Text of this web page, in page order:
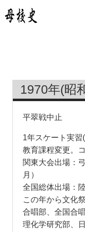
1970年(昭
平翠戦中止
1年スケート実
教育課程変更。
関東大会出場：
月）
全国総体出場：
この年から文化
合唱部、全国合
理化学研究部、